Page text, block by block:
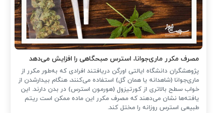
مصرف مکرر ماری‌جوانا، استرس صبحگاهی را افزایش می‌دهد
پژوهشگران دانشگاه ایالتی اورگن دریافتند افرادی که به‌طور مکرر از
ماری‌جوانا (شاهدانه یا همان گل) استفاده می‌کنند، هنگام بیدارشدن از
خواب سطح بالاتری از کورتیزول (هورمون استرس) در بدن دارند. این
یافته‌ها نشان می‌دهند که مصرف مکرر این ماده ممکن است ریتم
طبیعی استرس روزانه را مختل کند.